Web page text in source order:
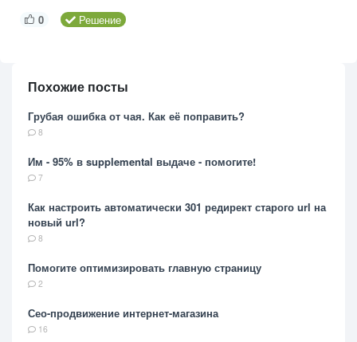
0 Решение
Похожие посты
Грубая ошибка от чая. Как её поправить?
8
Им - 95% в supplemental выдаче - помогите!
7
Как настроить автоматически 301 редирект старого url на
новый url?
8
Помогите оптимизировать главную страницу
2
Сео-продвижение интернет-магазина
16